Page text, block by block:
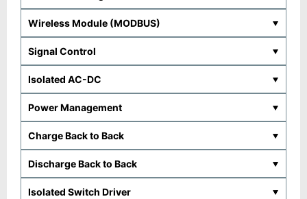
Wireless Module (MODBUS)
Signal Control
Isolated AC-DC
Power Management
Charge Back to Back
Discharge Back to Back
Isolated Switch Driver